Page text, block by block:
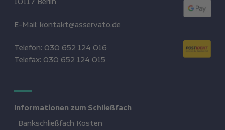
E-Mail: kontakt@asservato.de
Telefon: 030 652 124 016
Telefax: 030 652 124 015
Informationen zum Schließfach
Bankschließfach Kosten